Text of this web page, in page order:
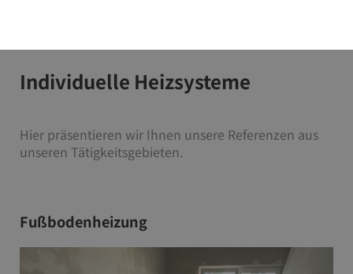
Individuelle Heizsysteme
Hier präsentieren wir Ihnen unsere Referenzen aus
unseren Tätigkeitsgebieten.
Fußbodenheizung